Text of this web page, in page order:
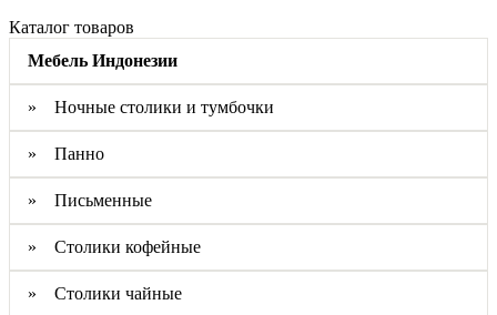
Каталог товаров
Мебель Индонезии
» Ночные столики и тумбочки
» Панно
» Письменные
» Столики кофейные
» Столики чайные